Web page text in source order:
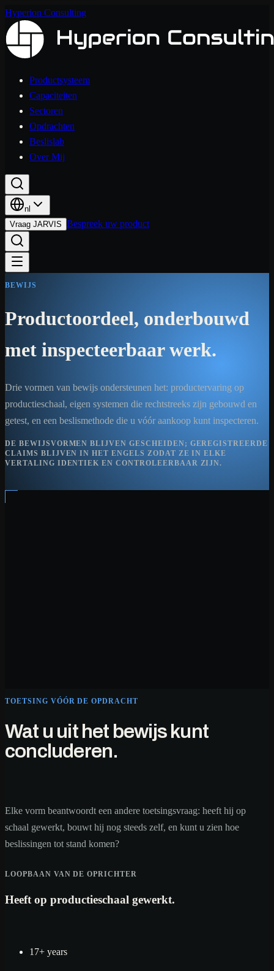
Hyperion Consulting
Productsysteem
Capaciteiten
Sectoren
Opdrachten
Beslislab
Over Mij
nl
Vraag JARVIS Bespreek uw product
BEWIJS
Productoordeel, onderbouwd
met inspecteerbaar werk.
Drie vormen van bewijs ondersteunen het: productervaring op
productieschaal, eigen systemen die rechtstreeks zijn gebouwd en
getest, en een beslismethode die u vóór aankoop kunt inspecteren.
DE BEWIJSVORMEN BLIJVEN GESCHEIDEN; GEREGISTREERDE
CLAIMS BLIJVEN IN HET ENGELS ZODAT ZE IN ELKE
VERTALING IDENTIEK EN CONTROLEERBAAR ZIJN.
TOETSING VÓÓR DE OPDRACHT
Wat u uit het bewijs kunt
concluderen.
Elke vorm beantwoordt een andere toetsingsvraag: heeft hij op
schaal gewerkt, bouwt hij nog steeds zelf, en kunt u zien hoe
beslissingen tot stand komen?
LOOPBAAN VAN DE OPRICHTER
Heeft op productieschaal gewerkt.
17+ years